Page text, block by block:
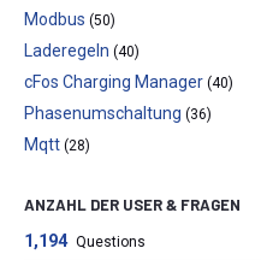
Modbus (50)
Laderegeln (40)
cFos Charging Manager (40)
Phasenumschaltung (36)
Mqtt (28)
ANZAHL DER USER & FRAGEN
1,194 Questions